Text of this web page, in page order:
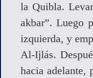
la Quibla.
akbar”. Luego
izquierda, y
Al-Ijlás.
hacia adelante,